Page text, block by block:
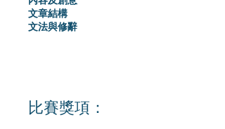
文章結構
​文法與修辭
比賽獎項：